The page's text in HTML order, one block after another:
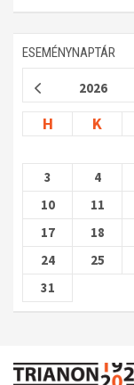
ESEMÉNYNAPTÁR
2026
H K
3
4
10
11
17
18
24
25
31